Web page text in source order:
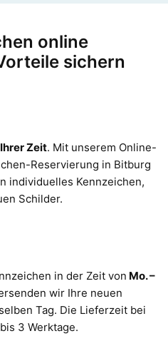
online
sichern
Zeit. Mit unserem Online-
Reservierung in Bitburg
individuelles Kennzeichen,
Schilder.
in der Zeit von Mo. –
wir Ihre neuen
Tag. Die Lieferzeit bei
3 Werktage.